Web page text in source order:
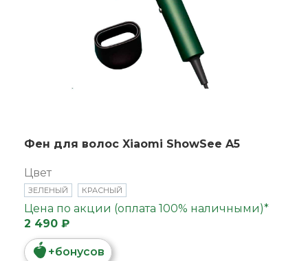
Фен для волос Xiaomi ShowSee A5
Цвет
ЗЕЛЕНЫЙ КРАСНЫЙ
Цена по акции (оплата 100% наличными)*
2 490 ₽
+бонусов